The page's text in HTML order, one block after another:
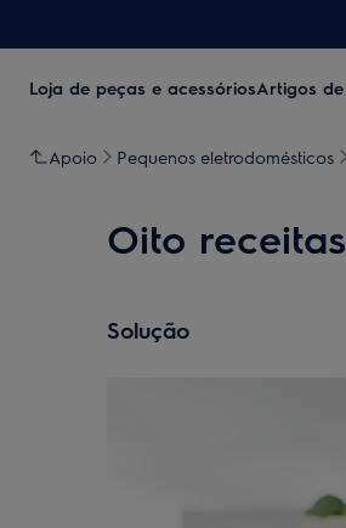
Loja de peças e acessóriosArtigos
Apoio Pequenos eletrodomésticos
Oito
Solução